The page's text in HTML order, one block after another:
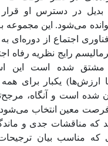
بدیل در دسترس او
می‌شود. این مجموعه
اجتماع از دوره‌ای
رایج نظریه رفاه
مشتق شده است این
یا ارزش‌ها) یکبار برای
شده است و آنگاه،
معین انتخاب می‌شود
که مناقشات جدی و
که مناسب بیان